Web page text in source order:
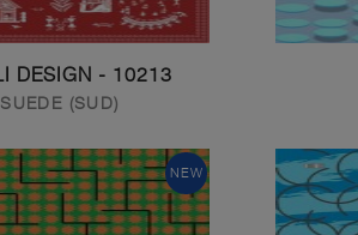
10213 - WARLI DESIGN
SUEDE (SUD)
NEW